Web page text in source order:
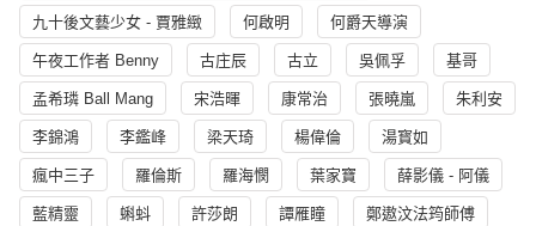
九十後文藝少女 - 賈雅緻 何啟明 何爵天導演
午夜工作者 Benny 古庄辰 古立 吳佩孚 基哥
孟希璘 Ball Mang 宋浩暉 康常治 張曉嵐 朱利安
李錦鴻 李鑑峰 梁天琦 楊偉倫 湯寳如
瘋中三子 羅倫斯 羅海憫 葉家寶 薛影儀 - 阿儀
藍精靈 蝌蚪 許莎朗 譚雁瞳 鄭遨汶法筠師傅